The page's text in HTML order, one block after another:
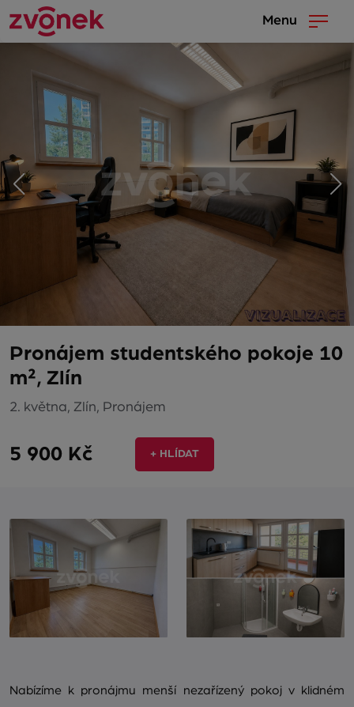
Menu
Pronájem studentského pokoje 10
m², Zlín
2. května, Zlín, Pronájem
5 900 Kč + HLÍDAT
Nabízíme k pronájmu menší nezařízený pokoj v klidném